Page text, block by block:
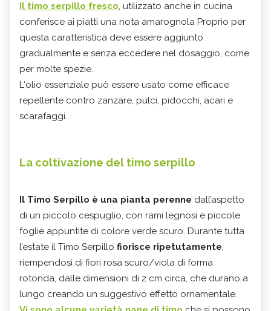
Il timo serpillo fresco, utilizzato anche in cucina
conferisce ai piatti una nota amarognola Proprio per
questa caratteristica deve essere aggiunto
gradualmente e senza eccedere nel dosaggio, come
per molte spezie.
L‘olio essenziale può essere usato come efficace
repellente contro zanzare, pulci, pidocchi, acari e
scarafaggi.
La coltivazione del timo serpillo
Il Timo Serpillo è una pianta perenne dall’aspetto
di un piccolo cespuglio, con rami legnosi e piccole
foglie appuntite di colore verde scuro. Durante tutta
l’estate il Timo Serpillo fiorisce ripetutamente,
riempendosi di fiori rosa scuro/viola di forma
rotonda, dalle dimensioni di 2 cm circa, che durano a
lungo creando un suggestivo effetto ornamentale.